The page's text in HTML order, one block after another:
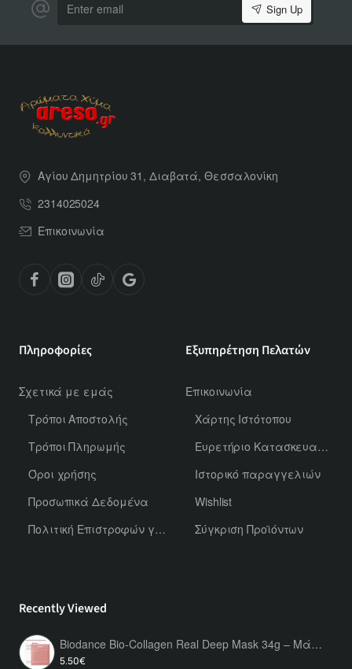
email
Sign Up
Αγίου Δημητρίου 31, Διαβατά, Θεσσαλονίκη
2314025024
Επικοινωνία
Πληροφορίες
Σχετικά με εμάς
Τρόποι Αποστολής
Τρόποι Πληρωμής
Όροι χρήσης
Προσωπικά Δεδομένα
Πολιτική Επιστροφών για Χύμα Αρώματα
Εξυπηρέτηση Πελατών
Επικοινωνία
Χάρτης Ιστότοπου
Ευρετήριο Κατασκευαστών
Ιστορικό παραγγελιών
Wishlist
Σύγκριση Προϊόντων
Recently Viewed
Biodance Bio-Collagen Real Deep Mask 34g – Μάσκα Υδρογέλης Προσώπου 1τμχ με Κολλαγόνο για Ενυδάτωση, Σύσφιξη & Λάμψη
5.50€